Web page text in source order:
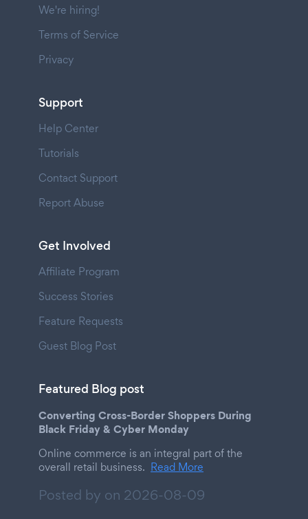
We're hiring!
Terms of Service
Privacy
Support
Help Center
Tutorials
Contact Support
Report Abuse
Get Involved
Affiliate Program
Success Stories
Feature Requests
Guest Blog Post
Featured Blog post
Converting Cross-Border Shoppers During
Black Friday & Cyber Monday
Online commerce is an integral part of the
overall retail business. Read More
Posted by on 2026-08-09